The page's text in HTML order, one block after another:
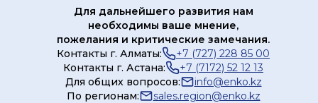
Для дальнейшего развития нам
необходимы ваше мнение,
пожелания и критические замечания.
Контакты г. Алматы:
+7 (727) 228 85 00
Контакты г. Астана:
+7 (7172) 52 12 13
Для общих вопросов:
info@enko.kz
По регионам:
sales.region@enko.kz